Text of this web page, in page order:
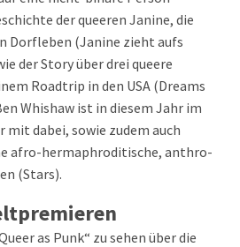
der queeren Janine, die
Dorfleben (Janine zieht aufs
der Story über drei queere
Roadtrip in den USA (Dreams
Whishaw ist in diesem Jahr im
mit dabei, sowie zudem auch
afro-hermaphroditische, anthro-
(Stars).
as Punk“ zu sehen über die